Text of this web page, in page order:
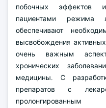
побочных эффектов
пациентами режима
обеспечивают
высвобождения
очень важным
хронических
медицины. С
препаратов с